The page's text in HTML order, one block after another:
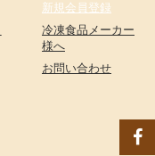
新規会員登録
冷凍食品メーカー
様へ
お問い合わせ